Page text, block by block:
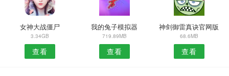
女神大战僵尸
3.34GB
查看
我的兔子模拟器
719.89MB
查看
神剑御雷真诀官网版
68.6MB
查看